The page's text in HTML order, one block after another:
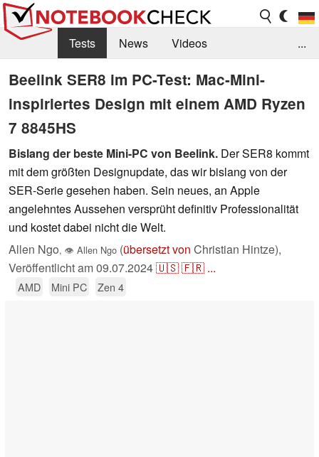
Tests News
Videos
Benchmarks & Tech
Externe Tests
Kaufberatung
Deals Suche
Jobs
Forum
...
Beelink SER8 im PC-Test: Mac-Mini-
inspiriertes Design mit einem AMD Ryzen
7 8845HS
Bislang der beste Mini-PC von Beelink. Der SER8 kommt
mit dem größten Designupdate, das wir bislang von der
SER-Serie gesehen haben. Sein neues, an Apple
angelehntes Aussehen versprüht definitiv Professionalität
und kostet dabei nicht die Welt.
Allen Ngo, 👁 Allen Ngo (übersetzt von Christian Hintze),
Veröffentlicht am09.07.2024🇺🇸🇫🇷 ...
AMD Mini PC Zen 4